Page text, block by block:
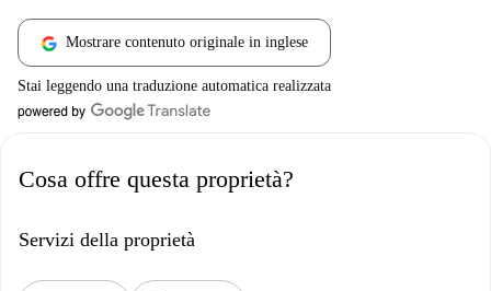
Mostrare contenuto originale in inglese
Stai leggendo una traduzione automatica realizzata
Cosa offre questa proprietà?
Servizi della proprietà